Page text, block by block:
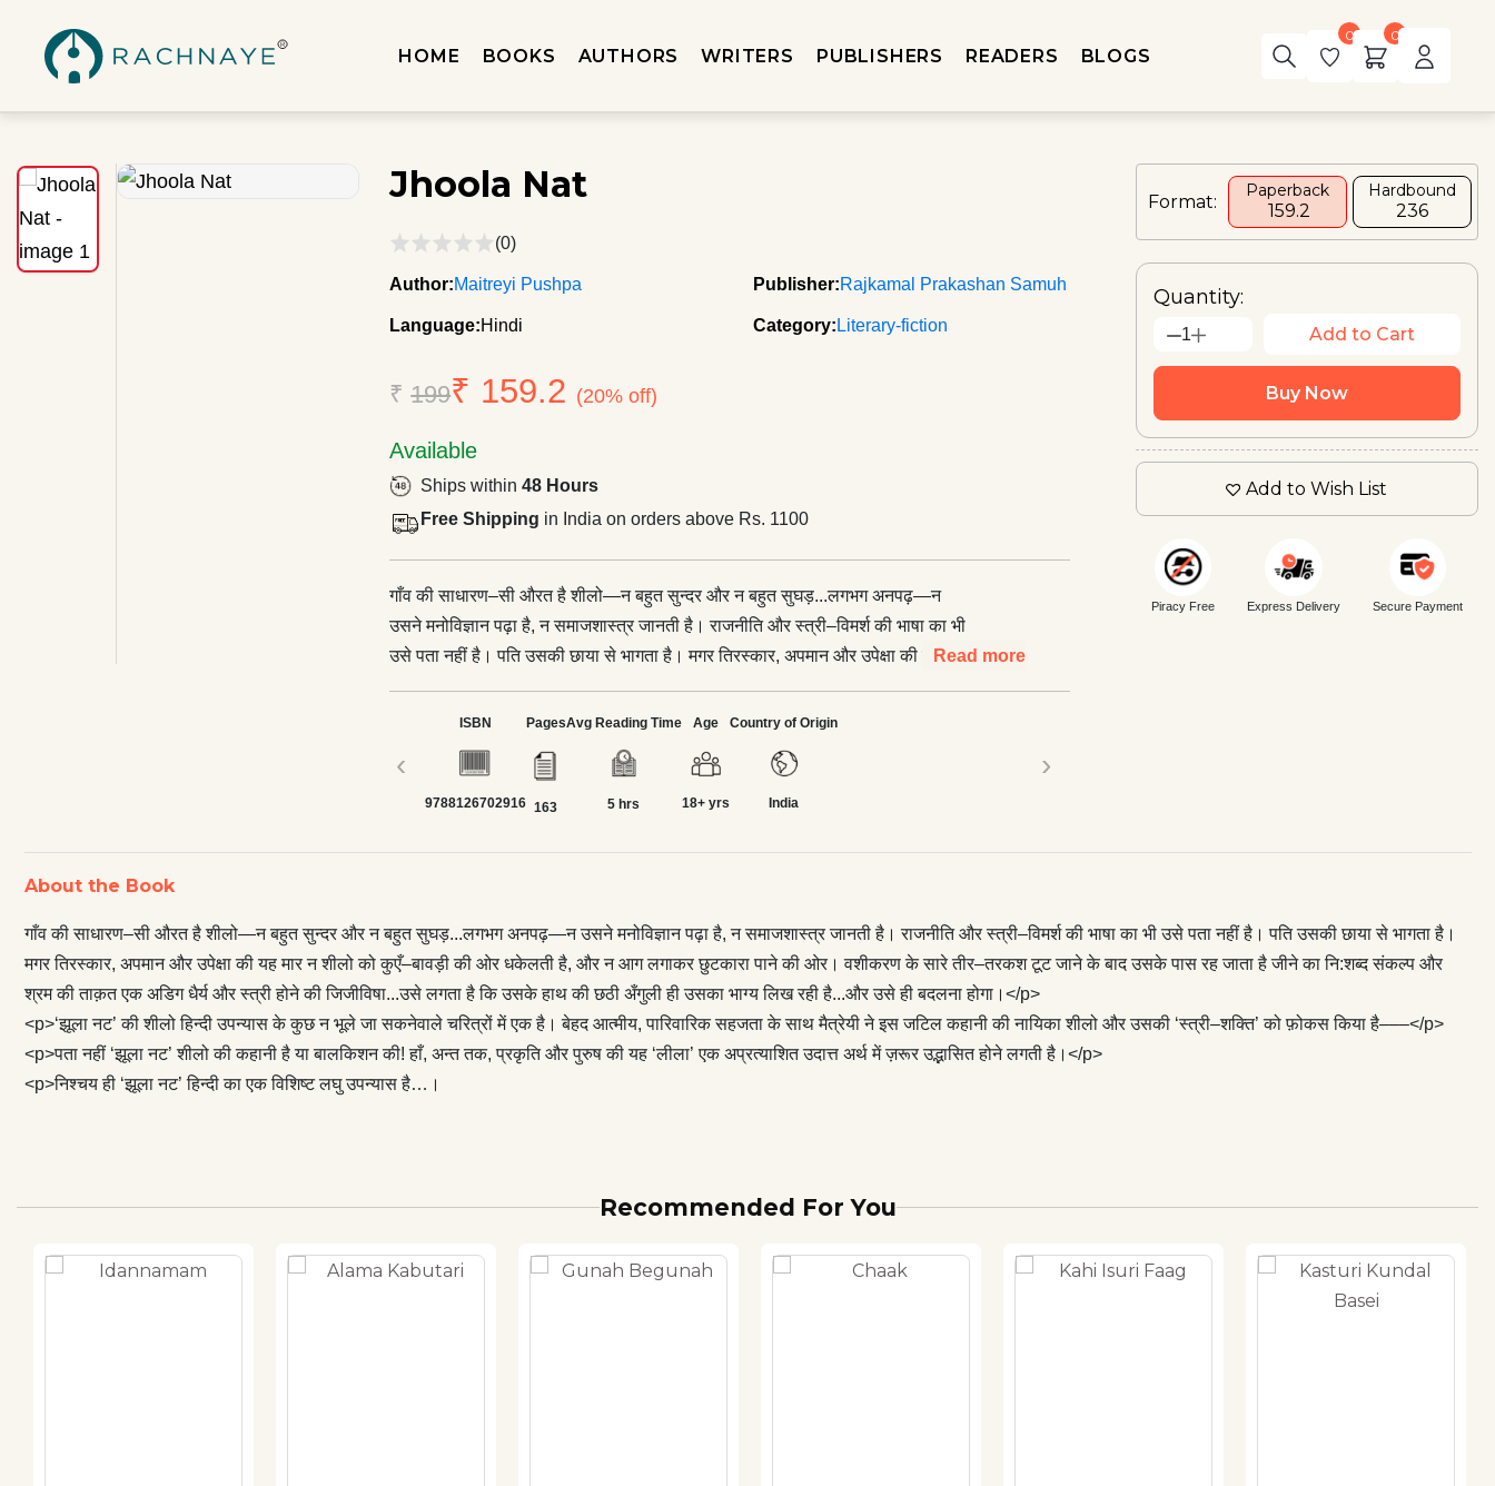
HOME BOOKS AUTHORS WRITERS PUBLISHERS READERS BLOGS
0 0
Jhoola Nat
(0)
Author:Maitreyi Pushpa Publisher:Rajkamal Prakashan Samuh
Language:Hindi Category: Literary-fiction
₹199₹ 159.2 (20% off)
Available
Ships within48 Hours
Free Shipping in India on orders above Rs. 1100
गाँव की साधारण–सी औरत है शीलो—न बहुत सुन्दर और न बहुत सुघड़...लगभग अनपढ़—न
उसने मनोविज्ञान पढ़ा है, न समाजशास्त्र जानती है। राजनीति और स्त्री–विमर्श की भाषा का भी
उसे पता नहीं है। पति उसकी छाया से भागता है। मगर तिरस्कार, अपमान और उपेक्षा की यह मार
वशीकरण के सारे तीर–तरकश टूट जाने के बाद उसके पास रह जाता है जीने का नि:शब्द संकल्प
और श्रम की ताक़त एक अडिग धैर्य और स्त्री होने की जिजीविषा...उसे लगता है कि उसके हाथ
की छठी अँगुली ही उसका भाग्य लिख रही है...और उसे ही बदलना होगा।</p> <p>‘झूला नट’
की शीलो हिन्दी उपन्यास के कुछ न भूले जा सकनेवाले चरित्रों में एक है। बेहद आत्मीय,
ज़रूर उद्भासित होने लगती है।</p> <p>निश्चय ही ‘झूला नट’ हिन्दी का एक विशिष्ट लघु
उपन्यास है…।
Read more
‹
ISBN
9788126702916
Pages
163
Avg Reading Time
5 hrs
Age
18+ yrs
Country of Origin
India
›
Format:
Paperback
₹ 159.2
Hardbound
₹236
Quantity:
1 Add to Cart
Buy Now
Add to Wish List
Piracy Free Express Delivery Secure Payment
About the Book
गाँव की साधारण–सी औरत है शीलो—न बहुत सुन्दर और न बहुत सुघड़...लगभग अनपढ़—न उसने मनोविज्ञान पढ़ा है, न समाजशास्त्र जानती है। राजनीति और स्त्री–विमर्श की भाषा का भी उसे पता नहीं है। पति उसकी छाया से भागता है।
मगर तिरस्कार, अपमान और उपेक्षा की यह मार न शीलो को कुएँ–बावड़ी की ओर धकेलती है, और न आग लगाकर छुटकारा पाने की ओर। वशीकरण के सारे तीर–तरकश टूट जाने के बाद उसके पास रह जाता है जीने का नि:शब्द संकल्प और
श्रम की ताक़त एक अडिग धैर्य और स्त्री होने की जिजीविषा...उसे लगता है कि उसके हाथ की छठी अँगुली ही उसका भाग्य लिख रही है...और उसे ही बदलना होगा।</p>
<p>‘झूला नट’ की शीलो हिन्दी उपन्यास के कुछ न भूले जा सकनेवाले चरित्रों में एक है। बेहद आत्मीय, पारिवारिक सहजता के साथ मैत्रेयी ने इस जटिल कहानी की नायिका शीलो और उसकी ‘स्त्री–शक्ति’ को फ़ोकस किया है–––</p>
<p>पता नहीं ‘झूला नट’ शीलो की कहानी है या बालकिशन की! हाँ, अन्त तक, प्रकृति और पुरुष की यह ‘लीला’ एक अप्रत्याशित उदात्त अर्थ में ज़रूर उद्भासित होने लगती है।</p>
<p>निश्चय ही ‘झूला नट’ हिन्दी का एक विशिष्ट लघु उपन्यास है…।
Recommended For You